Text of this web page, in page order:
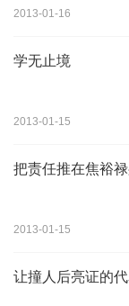
2013-01-16
学无止境
2013-01-15
把责任推在焦裕
2013-01-15
让撞人后亮证的